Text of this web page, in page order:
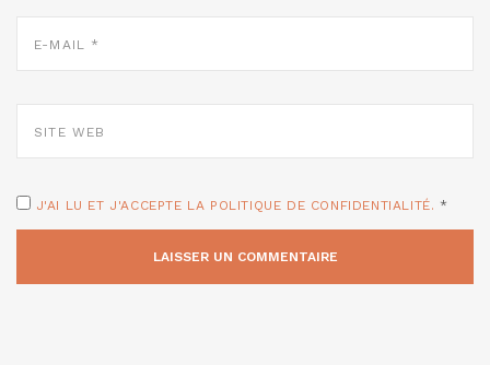
MAIL
WEB
J'AI LU ET J'ACCEPTE LA POLITIQUE DE CONFIDENTIALITÉ. *